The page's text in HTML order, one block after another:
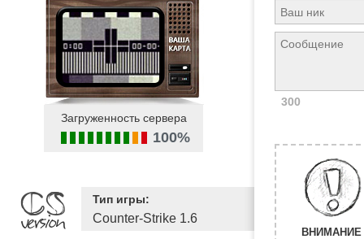
Загруженность сервера
100%
Тип игры:
Counter-Strike 1.6
300
ВНИМАНИЕ